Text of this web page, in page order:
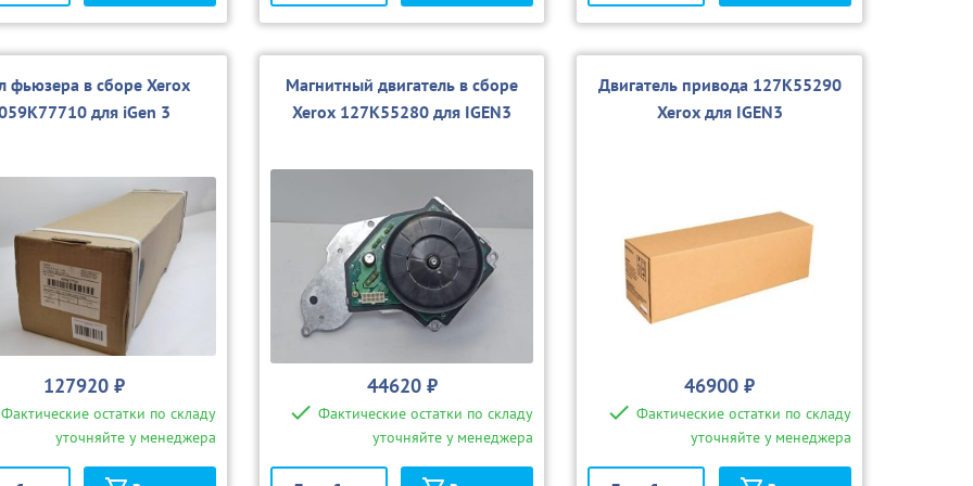
фьюзера в сборе Xerox
для iGen 3
127920 ₽
остатки по складу
уточняйте у менеджера
Магнитный двигатель в сборе
Xerox 127K55280 для IGEN3
44620 ₽
Фактические остатки по складу
уточняйте у менеджера
Двигатель привода 127K55290
Xerox для IGEN3
46900 ₽
Фактические остатки по складу
уточняйте у менеджера